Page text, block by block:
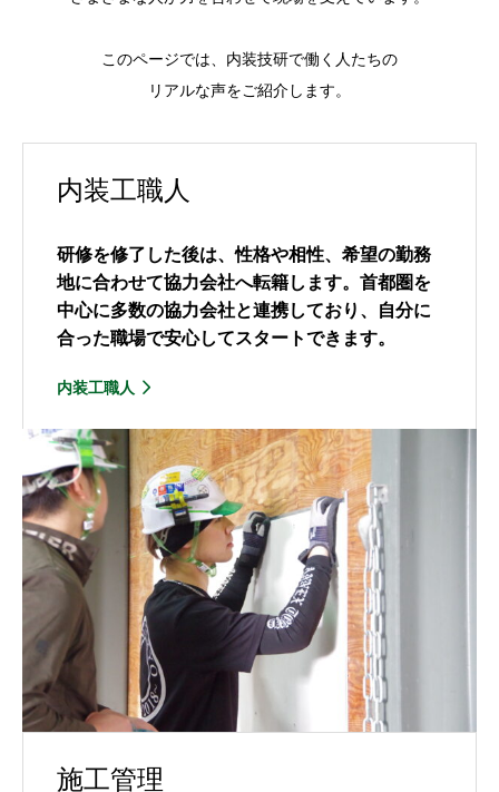
このページでは、内装技研で働く人たちの
リアルな声をご紹介します。
内装工職人
研修を修了した後は、性格や相性、希望の勤務
地に合わせて協力会社へ転籍します。首都圏を
中心に多数の協力会社と連携しており、自分に
合った職場で安心してスタートできます。
内装工職人
施工管理